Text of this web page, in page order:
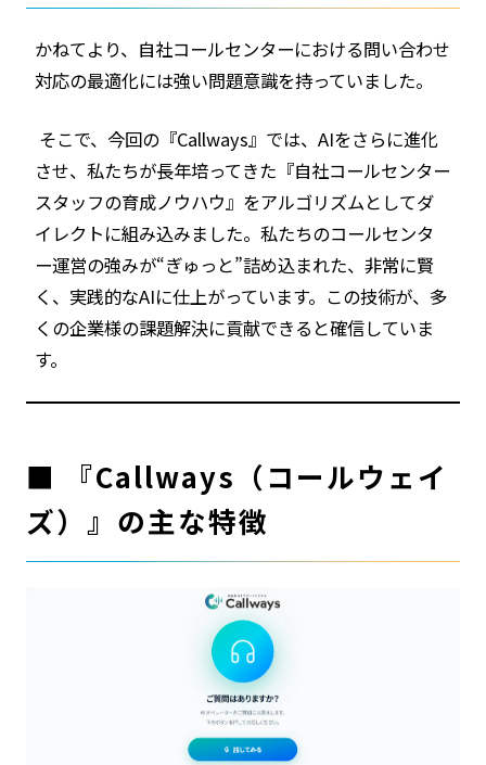
かねてより、自社コールセンターにおける問い合わせ
対応の最適化には強い問題意識を持っていました。
そこで、今回の『Callways』では、AIをさらに進化
させ、私たちが長年培ってきた『自社コールセンター
スタッフの育成ノウハウ』をアルゴリズムとしてダ
イレクトに組み込みました。私たちのコールセンタ
ー運営の強みが“ぎゅっと”詰め込まれた、非常に賢
く、実践的なAIに仕上がっています。この技術が、多
くの企業様の課題解決に貢献できると確信していま
す。
■ 『Callways（コールウェイ
ズ）』の主な特徴